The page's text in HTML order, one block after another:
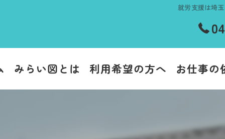
就労支援は埼
みらい図とは 利用希望の方へ お仕事の